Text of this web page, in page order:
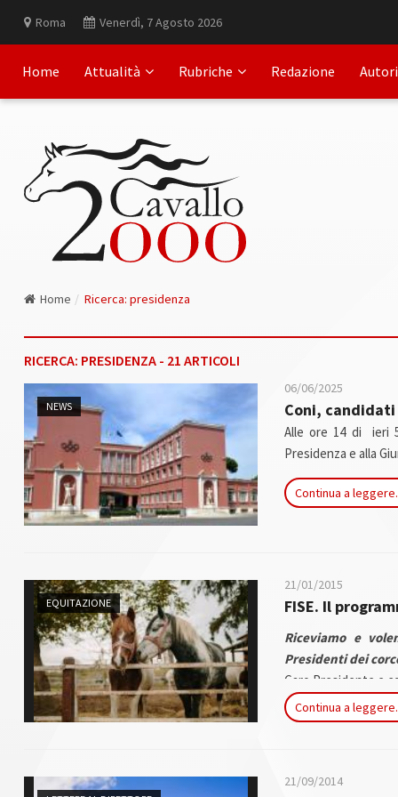
Roma Venerdì, 7 Agosto 2026
Home Attualità Rubriche Redazione Autori
Home Ricerca: presidenza
RICERCA: PRESIDENZA - 21 ARTICOLI
NEWS
06/06/2025
Coni, candidati
Alle ore 14 di ieri
Presidenza e alla
Roma, le
ufficialmente la loro
Continua a
EQUITAZIONE
21/01/2015
FISE. Il
Riceviamo e
Presidenti dei
Caro Presidente e
un anno e mezzo
approfittato della
Federazione.
Continua a
21/09/2014